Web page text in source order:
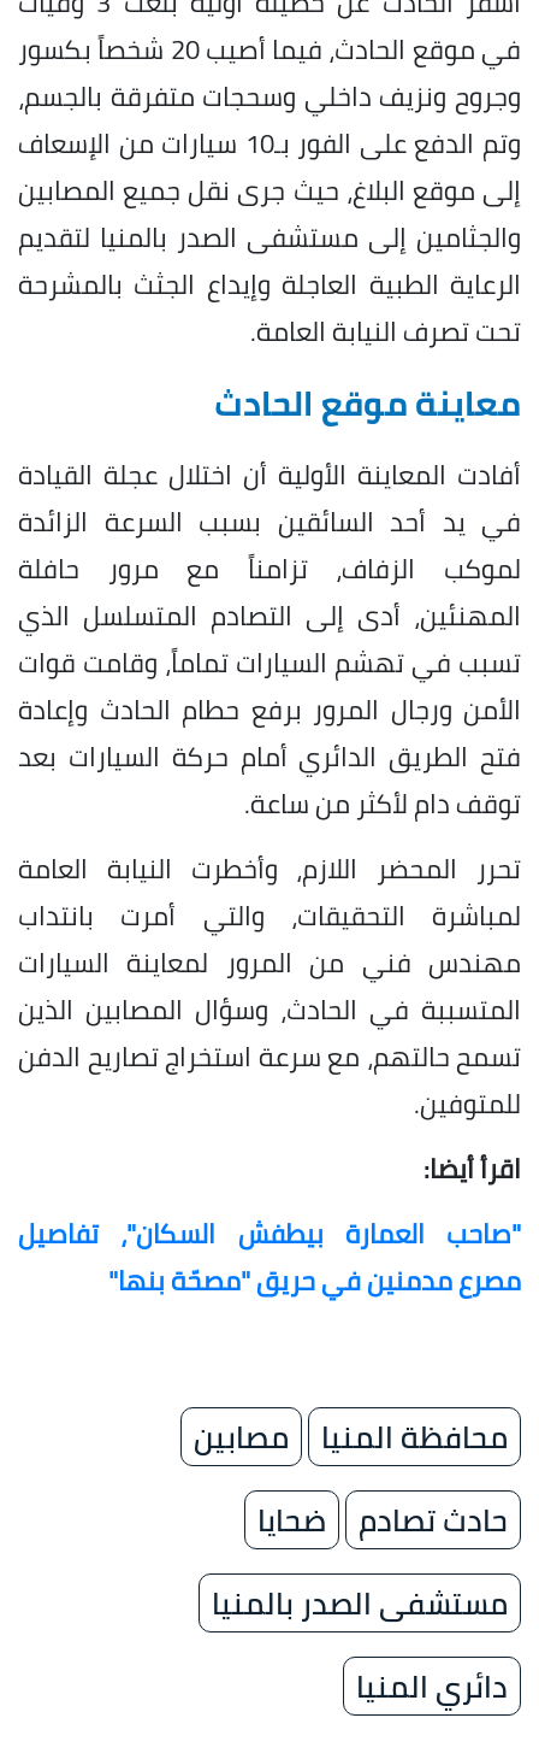
في موقع الحادث، فيما أصيب 20 شخصاً بكسور
وجروح ونزيف داخلي وسحجات متفرقة بالجسم،
وتم الدفع على الفور بـ10 سيارات من الإسعاف
إلى موقع البلاغ، حيث جرى نقل جميع المصابين
والجثامين إلى مستشفى الصدر بالمنيا لتقديم
الرعاية الطبية العاجلة وإيداع الجثث بالمشرحة
تحت تصرف النيابة العامة.
معاينة موقع الحادث
أفادت المعاينة الأولية أن اختلال عجلة القيادة
في يد أحد السائقين بسبب السرعة الزائدة
لموكب الزفاف، تزامناً مع مرور حافلة
المهنئين، أدى إلى التصادم المتسلسل الذي
تسبب في تهشم السيارات تماماً، وقامت قوات
الأمن ورجال المرور برفع حطام الحادث وإعادة
فتح الطريق الدائري أمام حركة السيارات بعد
توقف دام لأكثر من ساعة.
تحرر المحضر اللازم، وأخطرت النيابة العامة
لمباشرة التحقيقات، والتي أمرت بانتداب
مهندس فني من المرور لمعاينة السيارات
المتسببة في الحادث، وسؤال المصابين الذين
تسمح حالتهم، مع سرعة استخراج تصاريح الدفن
للمتوفين.
اقرأ أيضا:
"صاحب العمارة بيطفش السكان"، تفاصيل
مصرع مدمنين في حريق "مصحّة بنها"
محافظة المنيا
مصابين
حادث تصادم
ضحايا
مستشفى الصدر بالمنيا
دائري المنيا